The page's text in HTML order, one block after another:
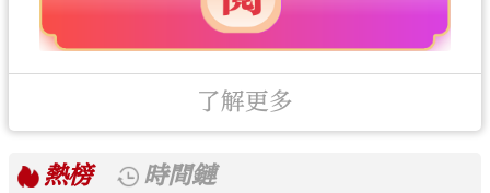
了解更多
熱榜
時間鏈